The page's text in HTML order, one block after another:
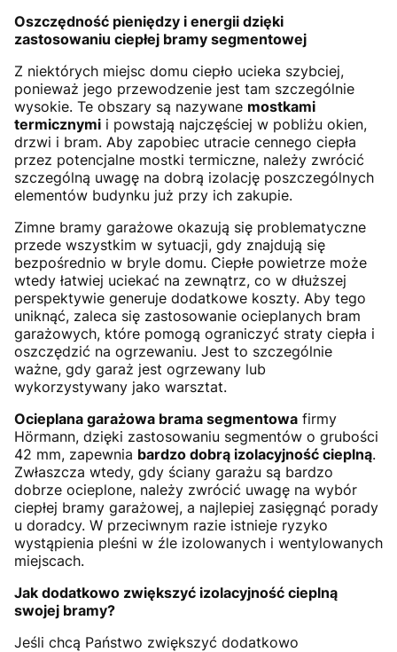
Oszczędność pieniędzy i energii dzięki
zastosowaniu ciepłej bramy segmentowej
Z niektórych miejsc domu ciepło ucieka szybciej,
ponieważ jego przewodzenie jest tam szczególnie
wysokie. Te obszary są nazywane mostkami
termicznymi i powstają najczęściej w pobliżu okien,
drzwi i bram. Aby zapobiec utracie cennego ciepła
przez potencjalne mostki termiczne, należy zwrócić
szczególną uwagę na dobrą izolację poszczególnych
elementów budynku już przy ich zakupie.
Zimne bramy garażowe okazują się problematyczne
przede wszystkim w sytuacji, gdy znajdują się
bezpośrednio w bryle domu. Ciepłe powietrze może
wtedy łatwiej uciekać na zewnątrz, co w dłuższej
perspektywie generuje dodatkowe koszty. Aby tego
uniknąć, zaleca się zastosowanie ocieplanych bram
garażowych, które pomogą ograniczyć straty ciepła i
oszczędzić na ogrzewaniu. Jest to szczególnie
ważne, gdy garaż jest ogrzewany lub
wykorzystywany jako warsztat.
Ocieplana garażowa brama segmentowa firmy
Hörmann, dzięki zastosowaniu segmentów o grubości
42 mm, zapewnia bardzo dobrą izolacyjność cieplną.
Zwłaszcza wtedy, gdy ściany garażu są bardzo
dobrze ocieplone, należy zwrócić uwagę na wybór
ciepłej bramy garażowej, a najlepiej zasięgnąć porady
u doradcy. W przeciwnym razie istnieje ryzyko
wystąpienia pleśni w źle izolowanych i wentylowanych
miejscach.
Jak dodatkowo zwiększyć izolacyjność cieplną
swojej bramy?
Jeśli chcą Państwo zwiększyć dodatkowo